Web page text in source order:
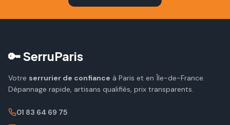
🔑 SerruParis
Votre serrurier de confiance à Paris et en Île-de-France.
Dépannage rapide, artisans qualifiés, prix transparents.
01 83 64 69 75